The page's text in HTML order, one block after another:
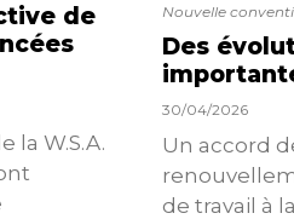
de
la W.S.A.
Nouvelle
Des
30/04/2026
Un accord
de travail à